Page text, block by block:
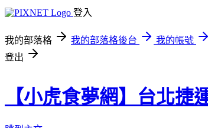
登入
我的部落格 我的部落格後台
我的帳號
登出
【小虎食夢網】台北捷